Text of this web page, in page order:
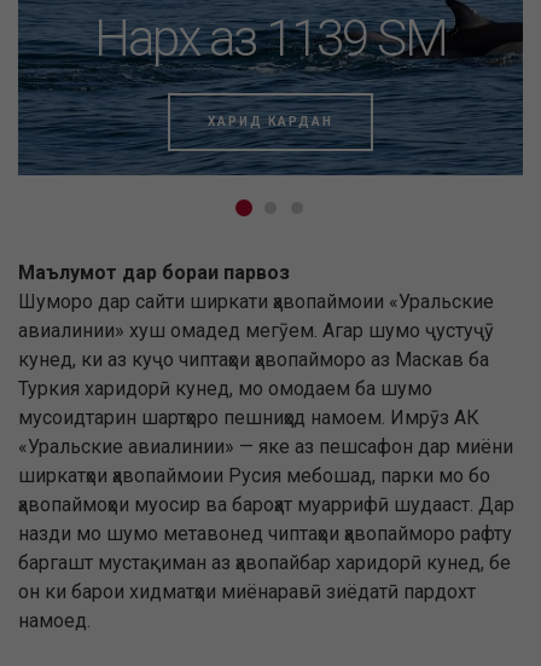
Нарх аз 1139 SM
ХАРИД КАРДАН
Маълумот дар бораи парвоз
Шуморо дар сайти ширкати ҳавопаймоии «Уральские
авиалинии» хуш омадед мегӯем. Агар шумо ҷустуҷӯ
кунед, ки аз куҷо чиптаҳои ҳавопайморо аз Маскав ба
Туркия харидорӣ кунед, мо омодаем ба шумо
мусоидтарин шартҳоро пешниҳод намоем. Имрӯз АК
«Уральские авиалинии» — яке аз пешсафон дар миёни
ширкатҳои ҳавопаймоии Русия мебошад, парки мо бо
ҳавопаймоҳои муосир ва бароҳат муаррифӣ шудааст. Дар
назди мо шумо метавонед чиптаҳои ҳавопайморо рафту
баргашт мустақиман аз ҳавопайбар харидорӣ кунед, бе
он ки барои хидматҳои миёнаравӣ зиёдатӣ пардохт
намоед.